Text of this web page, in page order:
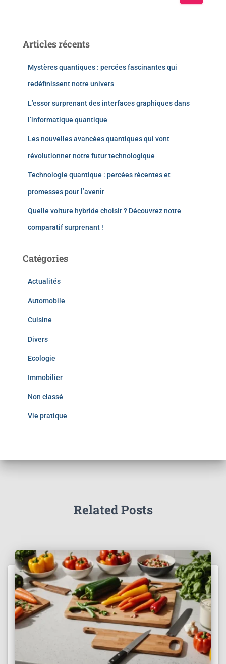
Articles récents
Mystères quantiques : percées fascinantes qui
redéfinissent notre univers
L’essor surprenant des interfaces graphiques dans
l’informatique quantique
Les nouvelles avancées quantiques qui vont
révolutionner notre futur technologique
Technologie quantique : percées récentes et
promesses pour l’avenir
Quelle voiture hybride choisir ? Découvrez notre
comparatif surprenant !
Catégories
Actualités
Automobile
Cuisine
Divers
Ecologie
Immobilier
Non classé
Vie pratique
Related Posts